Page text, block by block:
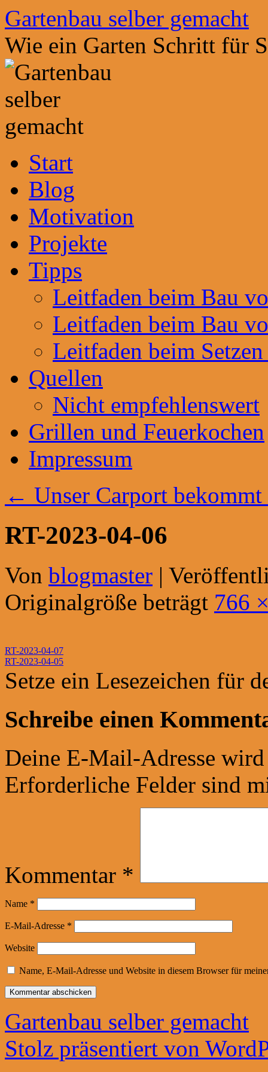
Zum
Inhalt
springen
Gartenbau selber gemacht
Wie ein Garten Schritt für
Start
Blog
Motivation
Projekte
Tipps
Leitfaden beim Bau
Leitfaden beim Bau
Leitfaden beim
Quellen
Nicht empfehlenswert
Grillen und Feuerkochen
Impressum
← Unser Carport
RT-2023-04-06
Von blogmaster |
Originalgröße beträgt 766
RT-2023-04-07
RT-2023-04-05
Setze ein Lesezeichen für
Schreibe einen
Deine E-Mail-Adresse
Erforderliche Felder sind
Kommentar *
Name *
E-Mail-Adresse *
Website
Name, E-Mail-Adresse und Website in diesem Browser für
Gartenbau selber gemacht
Stolz präsentiert von